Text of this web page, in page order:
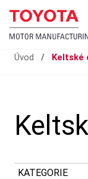
Úvod / Keltské
KATEGORIE